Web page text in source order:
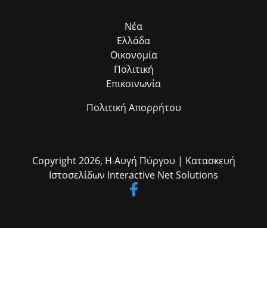
Νέα
Ελλάδα
Οικονομία
Πολιτική
Επικοινωνία
Πολιτική Απορρήτου
Copyright 2026, Η Αυγή Πύργου | Κατασκευή
Ιστοσελίδων Interactive Net Solutions